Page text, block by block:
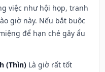
việc như hội họp, tranh
giờ này. Nếu bắt buộc
để hạn ché gây ẩu
(Thìn) Là giờ rất tốt